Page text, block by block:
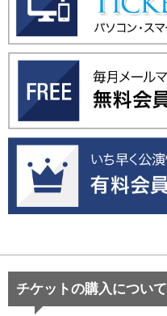
チケットの購入について